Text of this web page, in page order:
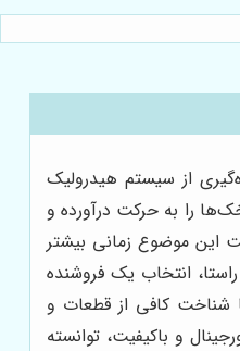
از سیستم هیدرولیک
را به حرکت درآورده و
این موضوع زمانی بیشتر
انتخاب یک فروشنده
شناخت کافی از قطعات و
و باکیفیت، توانسته